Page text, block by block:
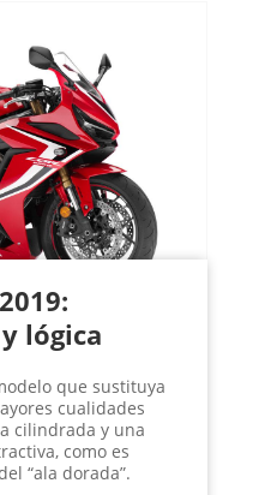
lógica
que sustituya
cualidades
cilindrada y una
como es
“ala dorada”.